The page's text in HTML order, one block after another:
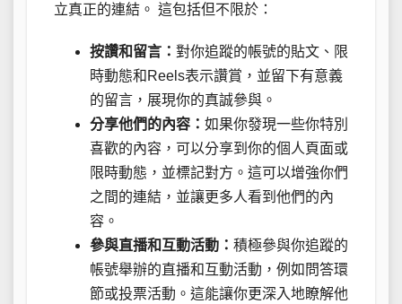
立真正的連結。 這包括但不限於：
按讚和留言： 對你追蹤的帳號的貼文、限
時動態和Reels表示讚賞，並留下有意義
的留言，展現你的真誠參與。
分享他們的內容： 如果你發現一些你特別
喜歡的內容，可以分享到你的個人頁面或
限時動態，並標記對方。這可以增強你們
之間的連結，並讓更多人看到他們的內
容。
參與直播和互動活動： 積極參與你追蹤的
帳號舉辦的直播和互動活動，例如問答環
節或投票活動。這能讓你更深入地瞭解他